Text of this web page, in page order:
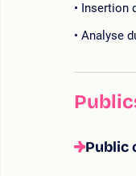
Insertion
Analyse
Public